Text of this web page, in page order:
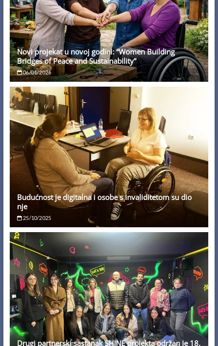
Novi projekat u novoj godini: “Women Building
Bridges of Peace and Sustainability”
06/01/2026
Budućnost je digitalna i osobe s invaliditetom su dio
nje
25/10/2025
Drugi partnerski sastanak SHINE projekta održan je 18.